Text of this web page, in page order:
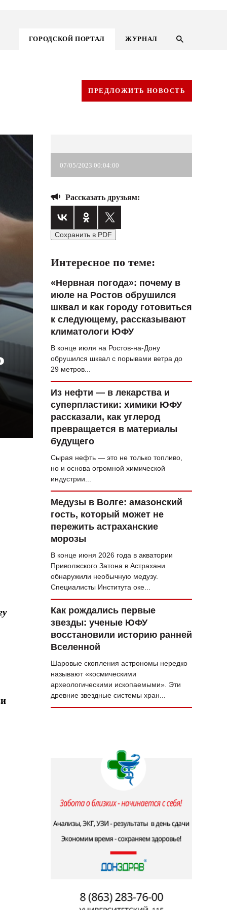
ГОРОДСКОЙ ПОРТАЛ ЖУРНАЛ
ГОРОДСКОЙ ПОРТАЛ
СТИЛЬ ЖИЗНИ
ХАЙП
ЧЕЛОВЕК ОСОБЕННЫЙ
ЖУРНАЛ
ПРЕДЛОЖИТЬ НОВОСТЬ
07/05/2023 00:04:00
Рассказать друзьям:
Сохранить в PDF
Интересное по теме:
«Нервная погода»: почему в
июле на Ростов обрушился
шквал и как городу готовиться
к следующему, рассказывают
климатологи ЮФУ
В конце июля на Ростов-на-Дону
обрушился шквал с порывами ветра до
29 метров...
Из нефти — в лекарства и
суперпластики: химики ЮФУ
рассказали, как углерод
превращается в материалы
будущего
Сырая нефть — это не только топливо,
но и основа огромной химической
индустрии...
Медузы в Волге: амазонский
гость, который может не
пережить астраханские
морозы
В конце июня 2026 года в акватории
Приволжского Затона в Астрахани
обнаружили необычную медузу.
Специалисты Института оке...
Как рождались первые
звезды: ученые ЮФУ
восстановили историю ранней
Вселенной
Шаровые скопления астрономы нередко
называют «космическими
археологическими ископаемыми». Эти
древние звездные системы хран...